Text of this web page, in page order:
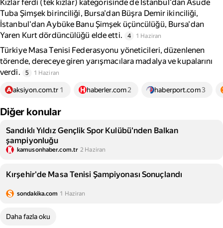
Kızlar ferdi (tek kızlar) kategorisinde de İstanbul'dan Asude
Tuba Şimşek birinciliği, Bursa'dan Büşra Demir ikinciliği,
İstanbul'dan Aybüke Banu Şimşek üçüncülüğü, Bursa'dan
Yaren Kurt dördüncülüğü elde etti.
4 1 Haziran
Türkiye Masa Tenisi Federasyonu yöneticileri, düzenlenen
törende, dereceye giren yarışmacılara madalya ve kupalarını
verdi.
5 1 Haziran
aksiyon.com.tr 1 haberler.com2 haberport.com3
Diğer konular
Sandıklı Yıldız Gençlik Spor Kulübü'nden Balkan
şampiyonluğu
kamusonhaber.com.tr 2 Haziran
Kırşehir'de Masa Tenisi Şampiyonası Sonuçlandı
sondakika.com 1 Haziran
Daha fazla oku